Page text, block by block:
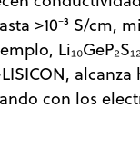
>10⁻³ S/cm,
alcanza
con los